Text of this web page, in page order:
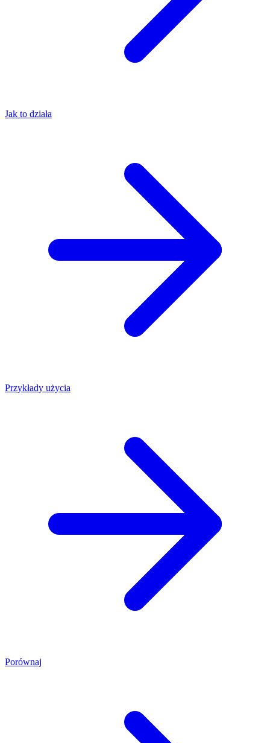
Jak to działa
Przykłady użycia
Porównaj